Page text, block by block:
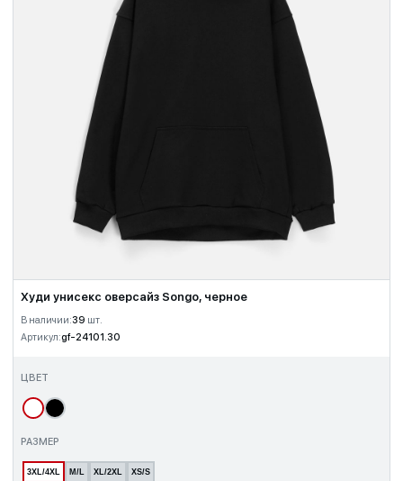
Худи унисекс оверсайз Songo, черное
В наличии:39 шт.
Артикул:gf-24101.30
ЦВЕТ
РАЗМЕР
3XL/4XL M/L XL/2XL XS/S